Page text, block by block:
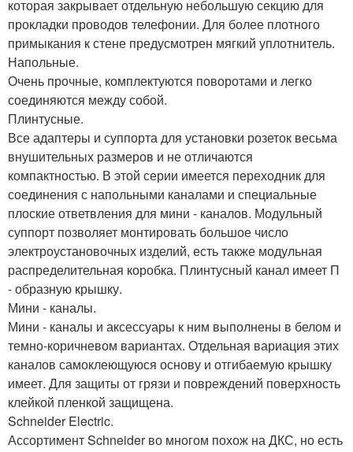
которая закрывает отдельную небольшую секцию для
прокладки проводов телефонии. Для более плотного
примыкания к стене предусмотрен мягкий уплотнитель.
Напольные.
Очень прочные, комплектуются поворотами и легко
соединяются между собой.
Плинтусные.
Все адаптеры и суппорта для установки розеток весьма
внушительных размеров и не отличаются
компактностью. В этой серии имеется переходник для
соединения с напольными каналами и специальные
плоские ответвления для мини - каналов. Модульный
суппорт позволяет монтировать большое число
электроустановочных изделий, есть также модульная
распределительная коробка. Плинтусный канал имеет П
- образную крышку.
Мини - каналы.
Мини - каналы и аксессуары к ним выполнены в белом и
темно-коричневом вариантах. Отдельная вариация этих
каналов самоклеющуюся основу и отгибаемую крышку
имеет. Для защиты от грязи и повреждений поверхность
клейкой пленкой защищена.
Schneider Electric.
Ассортимент Schneider во многом похож на ДКС, но есть